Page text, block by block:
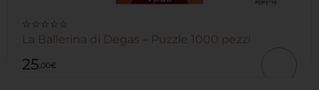
☆☆☆☆☆
La Ballerina di Degas – Puzzle 1000 pezzi
25,00€